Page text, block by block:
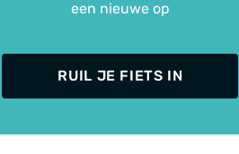
een nieuwe op
RUIL JE FIETS IN